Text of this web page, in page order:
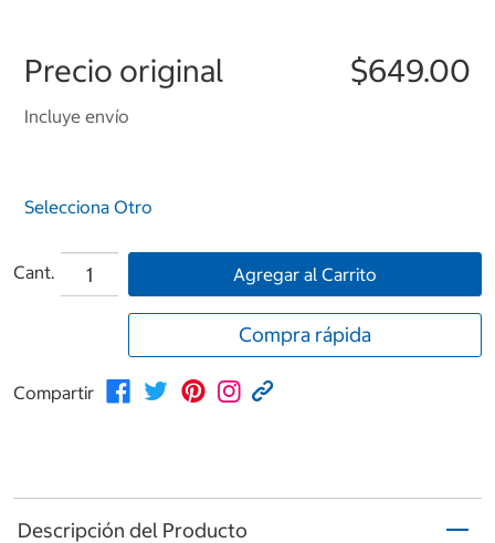
Precio original $649.00
Incluye envío
Selecciona Otro
Cant. Agregar al Carrito
Compra rápida
Compartir
Descripción del Producto